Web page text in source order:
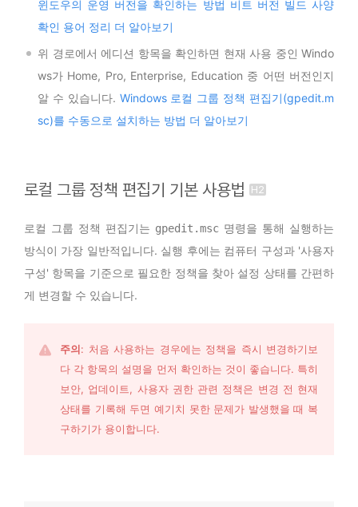
윈도우의 운영 버전을 확인하는 방법 비트 버전 빌드 사양
확인 용어 정리 더 알아보기
위 경로에서 에디션 항목을 확인하면 현재 사용 중인 Windo
ws가 Home, Pro, Enterprise, Education 중 어떤 버전인지
알 수 있습니다. Windows 로컬 그룹 정책 편집기(gpedit.m
sc)를 수동으로 설치하는 방법 더 알아보기
로컬 그룹 정책 편집기 기본 사용법
로컬 그룹 정책 편집기는 gpedit.msc 명령을 통해 실행하는
방식이 가장 일반적입니다. 실행 후에는 컴퓨터 구성과 '사용자
구성' 항목을 기준으로 필요한 정책을 찾아 설정 상태를 간편하
게 변경할 수 있습니다.
주의: 처음 사용하는 경우에는 정책을 즉시 변경하기보
다 각 항목의 설명을 먼저 확인하는 것이 좋습니다. 특히
보안, 업데이트, 사용자 권한 관련 정책은 변경 전 현재
상태를 기록해 두면 예기치 못한 문제가 발생했을 때 복
구하기가 용이합니다.